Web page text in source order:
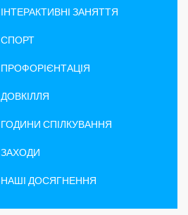
ІНТЕРАКТИВНІ ЗАНЯТТЯ
СПОРТ
ПРОФОРІЄНТАЦІЯ
ДОВКІЛЛЯ
ГОДИНИ СПІЛКУВАННЯ
ЗАХОДИ
НАШІ ДОСЯГНЕННЯ